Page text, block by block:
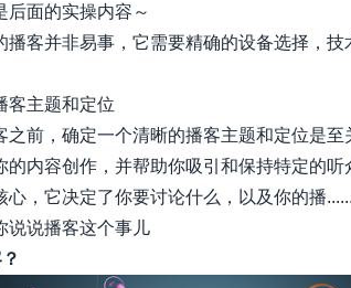
后面的实操内容～
播客并非易事，它需要精确的设备选择，技
客主题和定位
之前，确定一个清晰的播客主题和定位是至
的内容创作，并帮助你吸引和保持特定的听
心，它决定了你要讨论什么，以及你的播......
说说播客这个事儿